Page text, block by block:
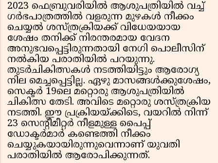
2023 ഫെബ്രുവരിയില്‍ ആശുപത്രിയില്‍ വച്ച്
ഗര്‍ഭപാത്രത്തില്‍ വളരുന്ന മുഴകള്‍ നീക്കം
ചെയ്യല്‍ ശസ്ത്രക്രിയക്ക് വിധേയയായ
ശേഷം തനിക്ക് നിരന്തരമായ വേദന
അനുഭവപ്പെട്ടിരുന്നതായി നേഗി പൊലീസിന്
നല്‍കിയ പരാതിയില്‍ പറയുന്നു.
തുടര്‍ചികിത്സകള്‍ നടത്തിയിട്ടും ആരോഗ്യ
നില മെച്ചപ്പെട്ടില്ല. ഏഴു മാസങ്ങള്‍ക്കുശേഷം,
സെക്ടര്‍ 19ലെ മറ്റൊരു ആശുപത്രിയില്‍
ചികിത്സ തേടി. അവിടെ മറ്റൊരു ശസ്ത്രക്രിയ
നടത്തി. ഈ പ്രക്രിയയ്ക്കിടെ, വയറില്‍ നിന്ന്
23 സെന്റീമീറ്റര്‍ നീളമുള്ള പൈപ്പ്
ഡോക്ടര്‍മാര്‍ കണ്ടെത്തി നീക്കം
ചെയ്യുകയായിരുന്നുവെന്നാണ് യുവതി
പരാതിയില്‍ ആരോപിക്കുന്നത്.